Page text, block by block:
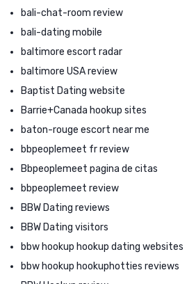
bali-chat-room review
bali-dating mobile
baltimore escort radar
baltimore USA review
Baptist Dating website
Barrie+Canada hookup sites
baton-rouge escort near me
bbpeoplemeet fr review
Bbpeoplemeet pagina de citas
bbpeoplemeet review
BBW Dating reviews
BBW Dating visitors
bbw hookup hookup dating websites
bbw hookup hookuphotties reviews